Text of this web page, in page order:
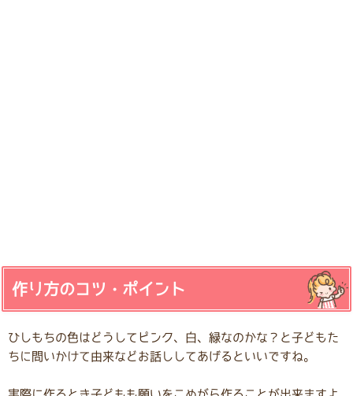
作り方のコツ・ポイント
ひしもちの色はどうしてピンク、白、緑なのかな？と子どもた
ちに問いかけて由来などお話ししてあげるといいですね。
実際に作るとき子どもも願いをこめがら作ることが出来ますよ